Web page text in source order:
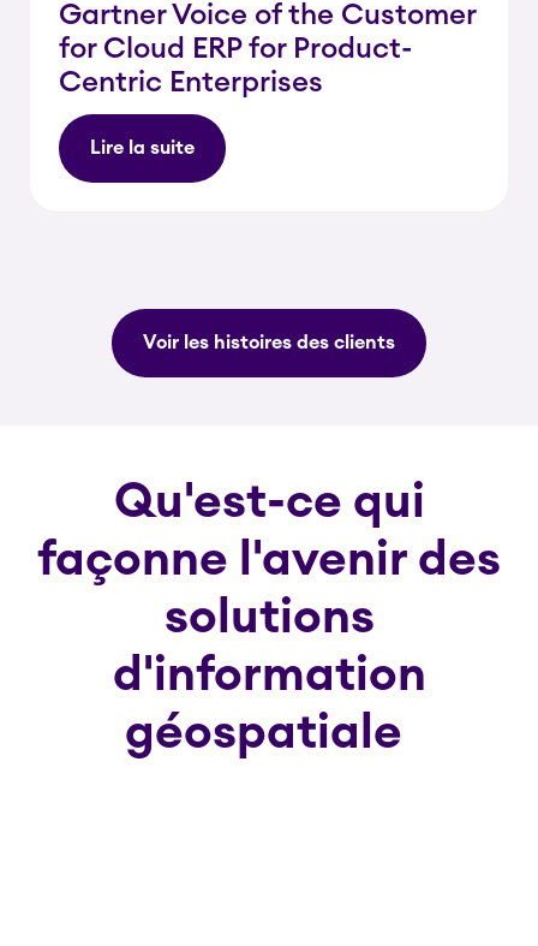
Gartner Voice of the Customer
for Cloud ERP for Product-
Centric Enterprises
Lire la suite
Voir les histoires des clients
Qu'est-ce qui
façonne l'avenir des
solutions
d'information
géospatiale